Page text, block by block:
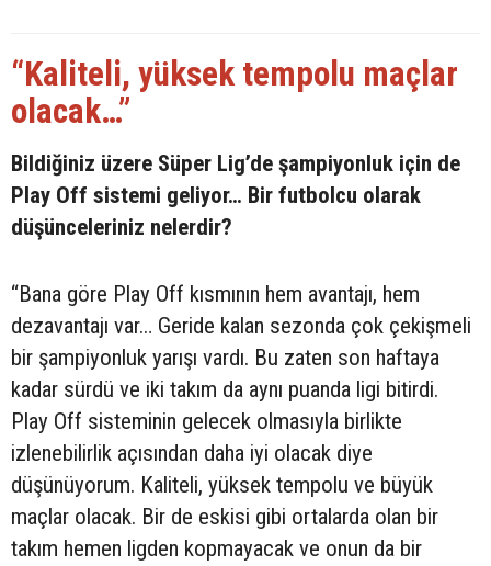
“Kaliteli, yüksek tempolu maçlar
olacak…”
Bildiğiniz üzere Süper Lig’de şampiyonluk için de
Play Off sistemi geliyor… Bir futbolcu olarak
düşünceleriniz nelerdir?
“Bana göre Play Off kısmının hem avantajı, hem
dezavantajı var… Geride kalan sezonda çok çekişmeli
bir şampiyonluk yarışı vardı. Bu zaten son haftaya
kadar sürdü ve iki takım da aynı puanda ligi bitirdi.
Play Off sisteminin gelecek olmasıyla birlikte
izlenebilirlik açısından daha iyi olacak diye
düşünüyorum. Kaliteli, yüksek tempolu ve büyük
maçlar olacak. Bir de eskisi gibi ortalarda olan bir
takım hemen ligden kopmayacak ve onun da bir